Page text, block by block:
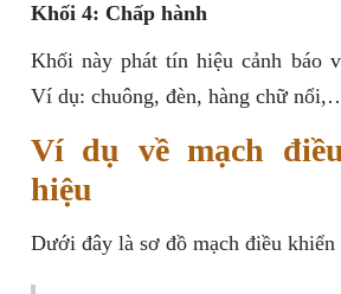
Khối 4: Chấp hành
Khối này phát tín hiệu cảnh báo
Ví dụ: chuông, đèn, hàng chữ
Ví dụ về mạch
hiệu
Dưới đây là sơ đồ mạch điều